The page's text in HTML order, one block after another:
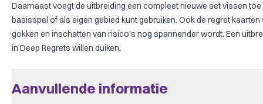
Daarnaast voegt de uitbreiding een compleet nieuwe set vissen
basisspel of als eigen gebied kunt gebruiken. Ook de regret
gokken en inschatten van risico’s nog spannender wordt. Een
in Deep Regrets willen duiken.
Aanvullende informatie